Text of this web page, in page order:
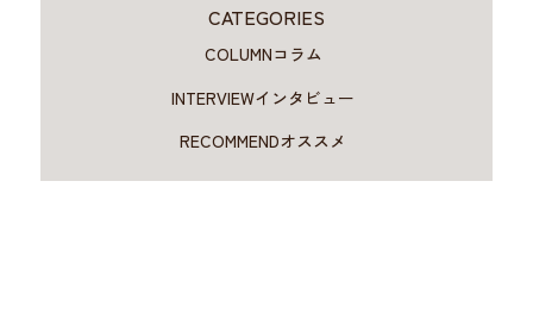
CATEGORIES
COLUMNコラム
INTERVIEWインタビュー
RECOMMENDオススメ